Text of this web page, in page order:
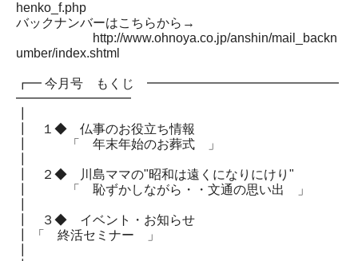
henko_f.php
バックナンバーはこちらから→
http://www.ohnoya.co.jp/anshin/mail_backn
umber/index.shtml
┏━ 今月号 もくじ ━━━━━━━━━━━━━━━
━━━━━━━━━
┃ １◆ 仏事のお役立ち情報
┃ 「 年末年始のお葬式 」
┃ ２◆ 川島ママの"昭和は遠くになりにけり"
┃ 「 恥ずかしながら・・文通の思い出 」
┃ ３◆ イベント・お知らせ
┃ 「 終活セミナー 」